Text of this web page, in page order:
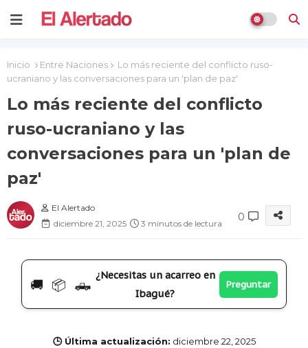
Inicio Entre Naciones
Lo más reciente del conflicto ruso-
ucraniano y las conversaciones para un 'plan de paz'
Lo más reciente del conflicto
ruso-ucraniano y las
conversaciones para un 'plan de
paz'
El Alertado
diciembre 21, 2025
3 minutos de lectura
0
🚚 📦 🛻
¿Necesitas un acarreo en
Ibagué?
Preguntar
🕒 Última actualización: diciembre 22, 2025